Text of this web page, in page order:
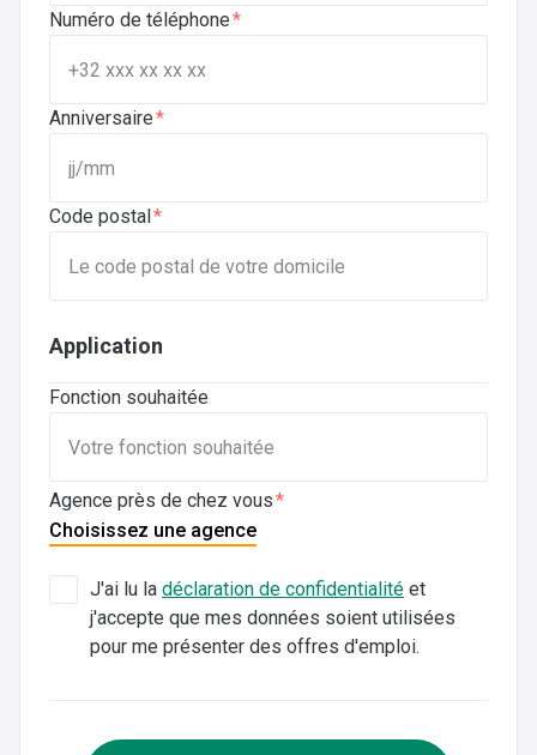
Numéro de téléphone
Anniversaire
Code postal
Application
Fonction souhaitée
Agence près de chez vous
Choisissez une agence
J'ai lu la déclaration de confidentialité et
j'accepte que mes données soient utilisées
pour me présenter des offres d'emploi.